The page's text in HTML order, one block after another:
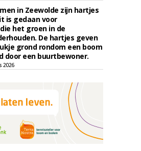
in Zeewolde zijn hartjes
is gedaan voor
het groen in de
De hartjes geven
grond rondom een boom
door een buurtbewoner.
2026